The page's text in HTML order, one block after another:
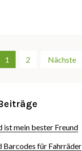
1 2 Nächste
ist mein bester Freund
Barcodes für Fahrräder